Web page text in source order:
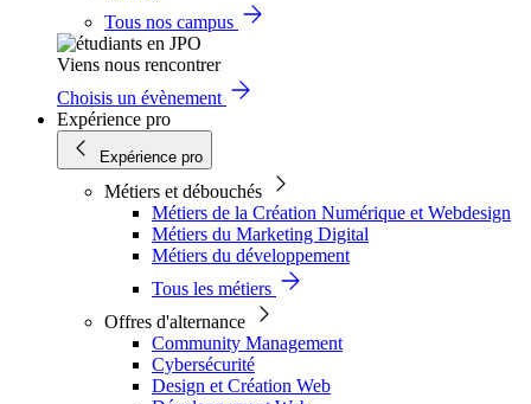
Tous nos campus
Viens nous rencontrer
Choisis un évènement
Expérience pro
Expérience pro
Métiers et débouchés
Métiers de la Création Numérique et Webdesign
Métiers du Marketing Digital
Métiers du développement
Tous les métiers
Offres d'alternance
Community Management
Cybersécurité
Design et Création Web